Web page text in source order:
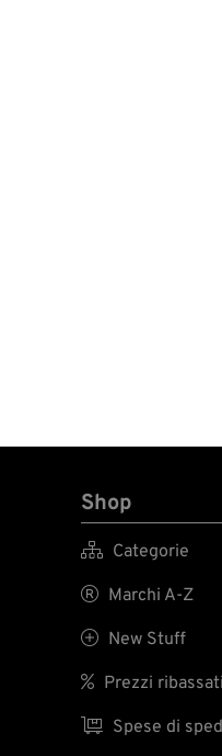
Shop
 Categorie
 Marchi A-Z
 New Stuff
 Prezzi ribassati
 Spese di